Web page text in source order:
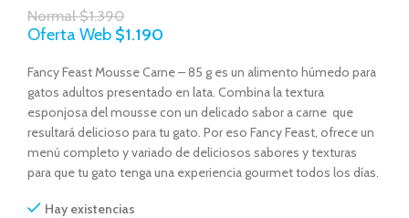
Normal$1.390
Oferta Web $1.190
Fancy Feast Mousse Carne – 85 g es un alimento húmedo para
gatos adultos presentado en lata. Combina la textura
esponjosa del mousse con un delicado sabor a carne que
resultará delicioso para tu gato. Por eso Fancy Feast, ofrece un
menú completo y variado de deliciosos sabores y texturas
para que tu gato tenga una experiencia gourmet todos los días.
Hay existencias